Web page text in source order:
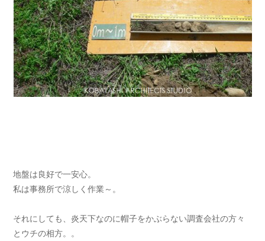
地盤は良好で一安心。
私は事務所で涼しく作業～。
それにしても、炎天下なのに帽子をかぶらない調査会社の方々
とウチの相方。。